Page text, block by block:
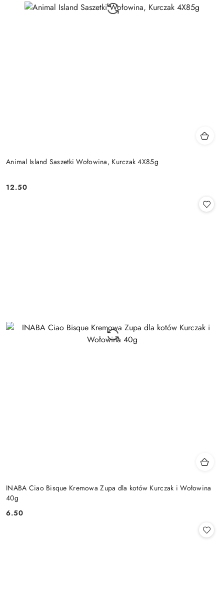
Animal Island Saszetki Wołowina, Kurczak 4X85g
Cena:
12.50
INABA Ciao Bisque Kremowa Zupa dla kotów Kurczak i Wołowina
40g
Cena:
6.50